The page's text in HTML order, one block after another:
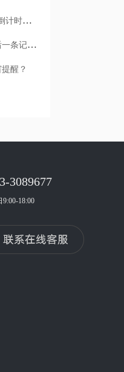
有没有支持农历提醒桌面小组件的便签app，倒计时一目了然
哪款记录软件支持卸载前自动同步，确保最后一条记录不丢失？
醒？
3089677
9:00-18:00